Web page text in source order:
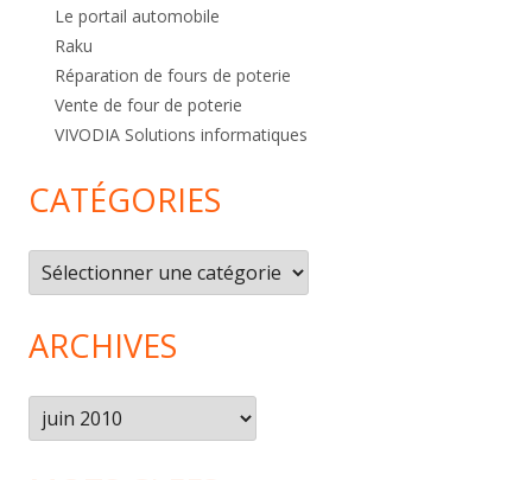
Le portail automobile
Raku
Réparation de fours de poterie
Vente de four de poterie
VIVODIA Solutions informatiques
CATÉGORIES
Catégories
ARCHIVES
Archives